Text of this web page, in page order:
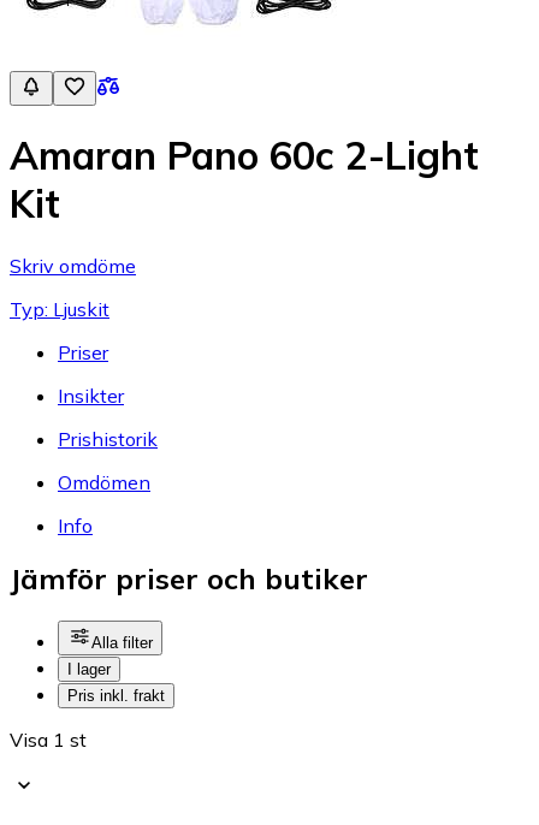
Amaran Pano 60c 2-Light
Kit
Skriv omdöme
Typ: Ljuskit
Priser
Insikter
Prishistorik
Omdömen
Info
Jämför priser och butiker
Alla filter
I lager
Pris inkl. frakt
Visa 1 st